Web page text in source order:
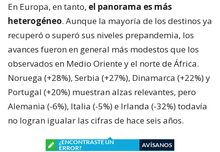
En Europa, en tanto, el panorama es más
heterogéneo. Aunque la mayoría de los destinos ya
recuperó o superó sus niveles prepandemia, los
avances fueron en general más modestos que los
observados en Medio Oriente y el norte de África.
Noruega (+28%), Serbia (+27%), Dinamarca (+22%) y
Portugal (+20%) muestran alzas relevantes, pero
Alemania (-6%), Italia (-5%) e Irlanda (-32%) todavía
no logran igualar las cifras de hace seis años.
¿ENCONTRASTE UN
ERROR?
AVÍSANOS